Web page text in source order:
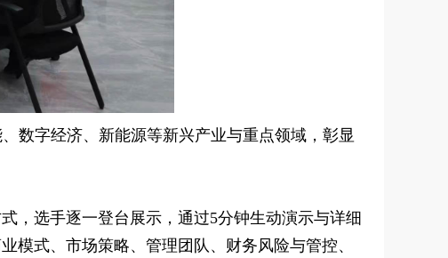
数字经济、新能源等新兴产业与重点领域，彰显
，选手逐一登台展示，通过5分钟生动演示与详细
模式、市场策略、管理团队、财务风险与管控、